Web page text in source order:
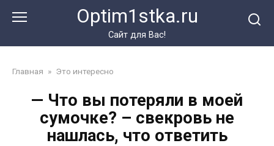
Optim1stka.ru
Сайт для Вас!
Главная » Это интересно
— Что вы потеряли в моей
сумочке? – свекровь не
нашлась, что ответить